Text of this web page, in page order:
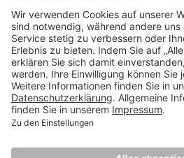
Rechtliches
Zahlungsmethoden
Zertifikate
Folgen Sie uns